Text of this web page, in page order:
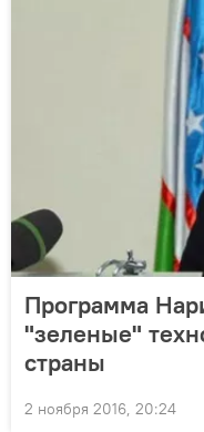
Программа
"зеленые"
страны
2 ноября 2016, 20:24